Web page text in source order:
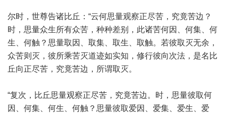
尔时，世尊告诸比丘：“云何思量观察正尽苦，究竟苦边？
时，思量众生所有众苦，种种差别，此诸苦何因、何集、何
生、何触？思量取因、取集、取生、取触。若彼取灭无余，
众苦则灭，彼所乘苦灭道迹如实知，修行彼向次法，是名比
丘向正尽苦，究竟苦边，所谓取灭。
“复次，比丘思量观察正尽苦，究竟苦边。时，思量彼取何
因、何集、何生、何触？思量彼取爱因、爱集、爱生、爱